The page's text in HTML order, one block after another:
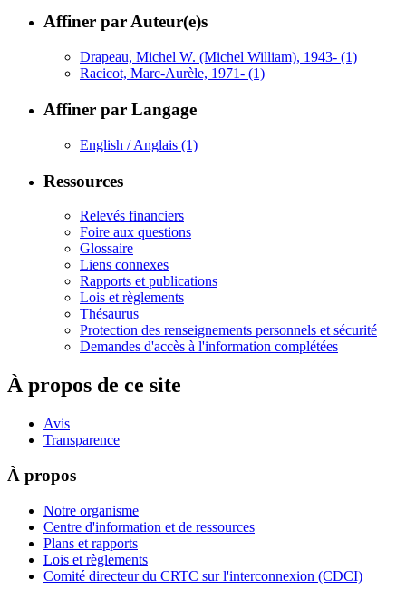
Affiner par Auteur(e)s
Drapeau, Michel W. (Michel William), 1943- (1)
Racicot, Marc-Aurèle, 1971- (1)
Affiner par Langage
English / Anglais (1)
Ressources
Relevés financiers
Foire aux questions
Glossaire
Liens connexes
Rapports et publications
Lois et règlements
Thésaurus
Protection des renseignements personnels et sécurité
Demandes d'accès à l'information complétées
À propos de ce site
Avis
Transparence
À propos
Notre organisme
Centre d'information et de ressources
Plans et rapports
Lois et règlements
Comité directeur du CRTC sur l'interconnexion (CDCI)